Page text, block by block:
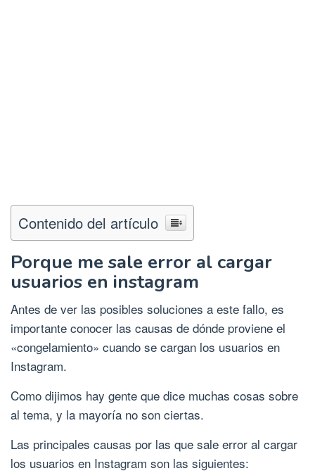
Contenido del artículo
Porque me sale error al cargar
usuarios en instagram
Antes de ver las posibles soluciones a este fallo, es
importante conocer las causas de dónde proviene el
«congelamiento» cuando se cargan los usuarios en
Instagram.
Como dijimos hay gente que dice muchas cosas sobre
al tema, y la mayoría no son ciertas.
Las principales causas por las que sale error al cargar
los usuarios en Instagram son las siguientes: